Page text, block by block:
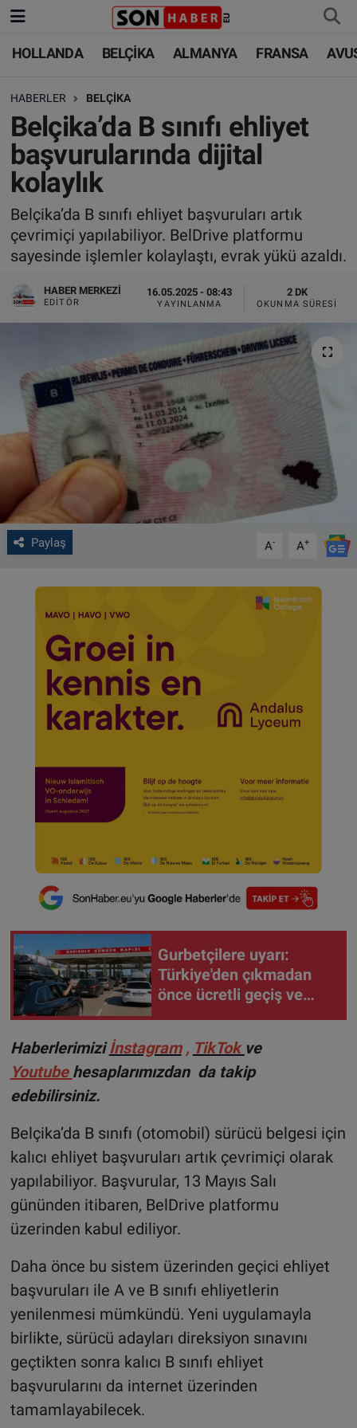
HOLLANDA BELÇİKA ALMANYA FRANSA
HABERLER BELÇİKA
Belçika’da B sınıfı ehliyet
başvurularında dijital
kolaylık
Belçika’da B sınıfı ehliyet başvuruları artık
çevrimiçi yapılabiliyor. BelDrive platformu
sayesinde işlemler kolaylaştı, evrak yükü azaldı.
HABER MERKEZI
EDITÖR
16.05.2025 - 08:43
YAYINLANMA
2 DK
OKUNMA SÜRESI
Paylaş A- A+
Gurbetçilere uyarı:
Türkiye'den çıkmadan
önce ücretli geçiş ve
Haberlerimizi İnstagram , TikTok ve
Youtube hesaplarımızdan da takip
edebilirsiniz.
Belçika’da B sınıfı (otomobil) sürücü belgesi için
kalıcı ehliyet başvuruları artık çevrimiçi olarak
yapılabiliyor. Başvurular, 13 Mayıs Salı
gününden itibaren, BelDrive platformu
üzerinden kabul ediliyor.
Daha önce bu sistem üzerinden geçici ehliyet
başvuruları ile A ve B sınıfı ehliyetlerin
yenilenmesi mümkündü. Yeni uygulamayla
birlikte, sürücü adayları direksiyon sınavını
geçtikten sonra kalıcı B sınıfı ehliyet
başvurularını da internet üzerinden
tamamlayabilecek.
HOLLANDA
BELÇİKA
ALMANYA
FRANSA
AVUSTURYA
SAĞLIK - YAŞAM
BİLİM-TEKNOLOJİ
HOLLANDA
BELÇİKA
ALMANYA
TÜRKİYE
DÜNYA
BİLİM-TEKNOLOJİ
SAĞLIK
VIDEO GALERİ
ALGEMENE VOORWAARDEN
CONTACT
Çerez Politikası
Nöbetçi Eczaneler
Hava Durumu
Trafik Durumu
Süper Lig Puan Durumu ve Fikstür
Tüm Manşetler
Son Dakika Haberleri
Haber Arşivi